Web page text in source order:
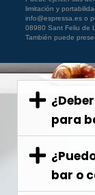
limitación y
info@espressa.es o
08980 Sant Feliu de
También puede
para
bar o